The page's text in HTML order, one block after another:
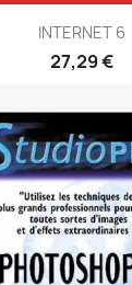
INTERNET 6
27,29 €